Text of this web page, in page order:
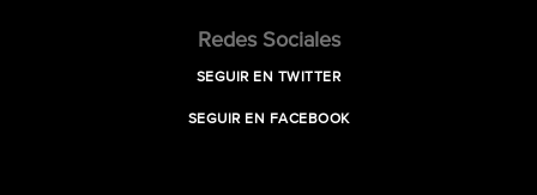
Redes Sociales
SEGUIR EN TWITTER
SEGUIR EN FACEBOOK